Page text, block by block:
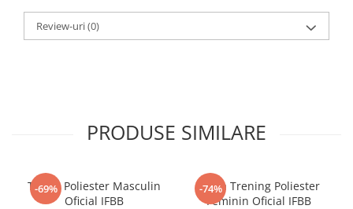
Review-uri(0)
PRODUSE SIMILARE
-69%
Tricou Poliester Masculin
Oficial IFBB
-74%
Bluza Trening Poliester
Feminin Oficial IFBB